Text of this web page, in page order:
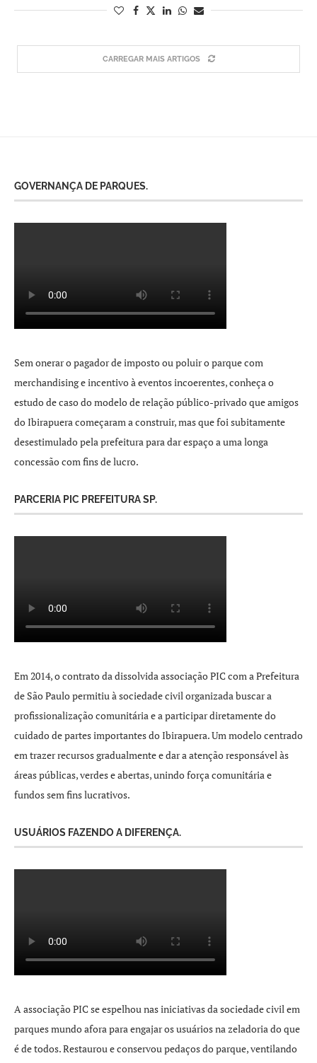
CARREGAR MAIS ARTIGOS
GOVERNANÇA DE PARQUES.
Sem onerar o pagador de imposto ou poluir o parque com
merchandising e incentivo à eventos incoerentes, conheça o
estudo de caso do modelo de relação público-privado que amigos
do Ibirapuera começaram a construir, mas que foi subitamente
desestimulado pela prefeitura para dar espaço a uma longa
concessão com fins de lucro.
PARCERIA PIC PREFEITURA SP.
Em 2014, o contrato da dissolvida associação PIC com a Prefeitura
de São Paulo permitiu à sociedade civil organizada buscar a
profissionalização comunitária e a participar diretamente do
cuidado de partes importantes do Ibirapuera. Um modelo centrado
em trazer recursos gradualmente e dar a atenção responsável às
áreas públicas, verdes e abertas, unindo força comunitária e
fundos sem fins lucrativos.
USUÁRIOS FAZENDO A DIFERENÇA.
A associação PIC se espelhou nas iniciativas da sociedade civil em
parques mundo afora para engajar os usuários na zeladoria do que
é de todos. Restaurou e conservou pedaços do parque, ventilando